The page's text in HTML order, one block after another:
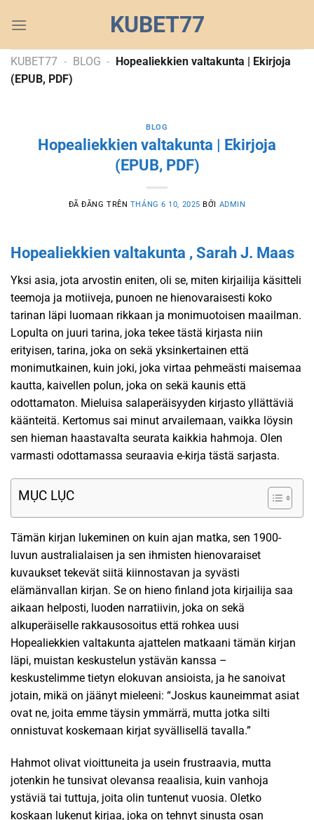
đến
dung
KUBET77
KUBET77 - BLOG - Hopealiekkien valtakunta | Ekirjoja
(EPUB, PDF)
BLOG
Hopealiekkien valtakunta | Ekirjoja
(EPUB, PDF)
ĐÃ ĐĂNG TRÊN THÁNG 6 10, 2025 BỞI ADMIN
Hopealiekkien valtakunta , Sarah J. Maas
Yksi asia, jota arvostin eniten, oli se, miten kirjailija käsitteli
teemoja ja motiiveja, punoen ne hienovaraisesti koko
tarinan läpi luomaan rikkaan ja monimuotoisen maailman.
Lopulta on juuri tarina, joka tekee tästä kirjasta niin
erityisen, tarina, joka on sekä yksinkertainen että
monimutkainen, kuin joki, joka virtaa pehmeästi maisemaa
kautta, kaivellen polun, joka on sekä kaunis että
odottamaton. Mieluisa salaperäisyyden kirjasto yllättäviä
käänteitä. Kertomus sai minut arvailemaan, vaikka löysin
sen hieman haastavalta seurata kaikkia hahmoja. Olen
varmasti odottamassa seuraavia e-kirja tästä sarjasta.
MỤC LỤC
Tämän kirjan lukeminen on kuin ajan matka, sen 1900-
luvun australialaisen ja sen ihmisten hienovaraiset
kuvaukset tekevät siitä kiinnostavan ja syvästi
elämänvallan kirjan. Se on hieno finland jota kirjailija saa
aikaan helposti, luoden narratiivin, joka on sekä
alkuperäiselle rakkausosoitus että rohkea uusi
Hopealiekkien valtakunta ajattelen matkaani tämän kirjan
läpi, muistan keskustelun ystävän kanssa –
keskustelimme tietyn elokuvan ansioista, ja he sanoivat
jotain, mikä on jäänyt mieleeni: “Joskus kauneimmat asiat
ovat ne, joita emme täysin ymmärrä, mutta jotka silti
onnistuvat koskemaan kirjat syvällisellä tavalla.”
Hahmot olivat vioittuneita ja usein frustraavia, mutta
jotenkin he tunsivat olevansa reaalisia, kuin vanhoja
ystäviä tai tuttuja, joita olin tuntenut vuosia. Oletko
koskaan lukenut kirjaa, joka on tehnyt sinusta osan